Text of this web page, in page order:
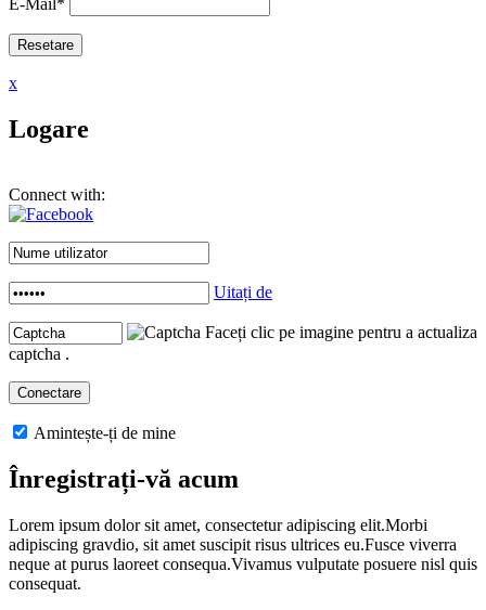
E-Mail*
x
Logare
Connect with:
Uitați de
Faceți clic pe imagine pentru a actualiza
captcha .
Amintește-ți de mine
Înregistrați-vă acum
Lorem ipsum dolor sit amet, consectetur adipiscing elit.Morbi
adipiscing gravdio, sit amet suscipit risus ultrices eu.Fusce viverra
neque at purus laoreet consequa.Vivamus vulputate posuere nisl quis
consequat.